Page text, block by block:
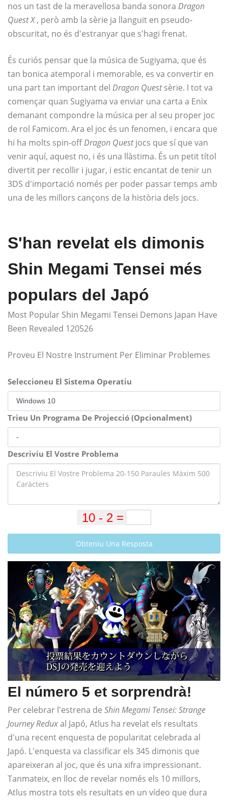
nos un tast de la meravellosa banda sonora Dragon
Quest X, però amb la sèrie ja llanguit en pseudo-
obscuritat, no és d'estranyar que s'hagi frenat.
És curiós pensar que la música de Sugiyama, que és
tan bonica atemporal i memorable, es va convertir en
una part tan important del Dragon Questsèrie. I tot va
començar quan Sugiyama va enviar una carta a Enix
demanant compondre la música per al seu proper joc
de rol Famicom. Ara el joc és un fenomen, i encara que
hi ha molts spin-offDragon Questjocs que sí que van
venir aquí, aquest no, i és una llàstima. És un petit títol
divertit per recollir i jugar, i estic encantat de tenir un
3DS d'importació només per poder passar temps amb
una de les millors cançons de la història dels jocs.
S'han revelat els dimonis
Shin Megami Tensei més
populars del Japó
Most Popular Shin Megami Tensei Demons Japan Have
Been Revealed 120526
Proveu El Nostre Instrument Per Eliminar Problemes
Seleccioneu El Sistema Operatiu
Trieu Un Programa De Projecció (Opcionalment)
Descriviu El Vostre Problema
Obteniu Una Resposta
El número 5 et sorprendrà!
Per celebrar l'estrena de Shin Megami Tensei: Strange
Journey Reduxal Japó, Atlus ha revelat els resultats
d'una recent enquesta de popularitat celebrada al
Japó. L'enquesta va classificar els 345 dimonis que
apareixeran al joc, que és una xifra impressionant.
Tanmateix, en lloc de revelar només els 10 millors,
Atlus mostra tots els resultats en un vídeo que dura